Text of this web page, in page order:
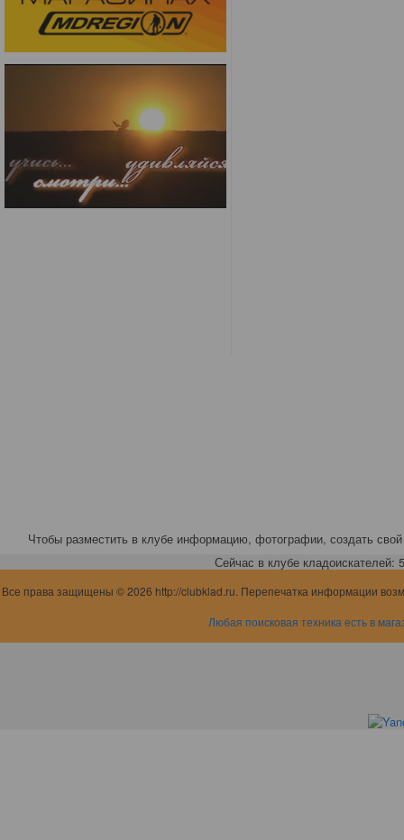
Чтобы разместить в клубе информацию, фотографии, создать свой
Сейчас в клубе кладоискателей:
Все права защищены © 2026 http://clubklad.ru. Перепечатка информации
Любая поисковая техника есть в